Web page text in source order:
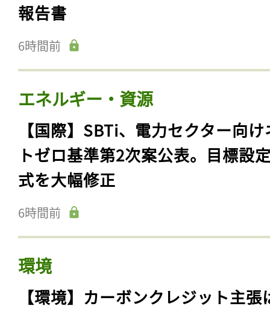
報告書
6時間前
エネルギー・資源
【国際】SBTi、電力セクター向
トゼロ基準第2次案公表。目標設
式を大幅修正
6時間前
環境
【環境】カーボンクレジット主張